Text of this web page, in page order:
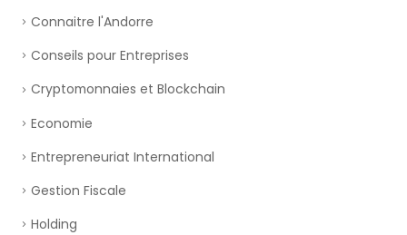
Connaitre l'Andorre
Conseils pour Entreprises
Cryptomonnaies et Blockchain
Economie
Entrepreneuriat International
Gestion Fiscale
Holding